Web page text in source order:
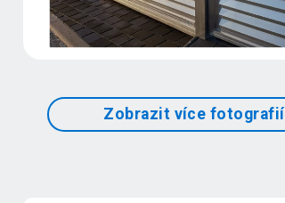
Zobrazit více fotografií